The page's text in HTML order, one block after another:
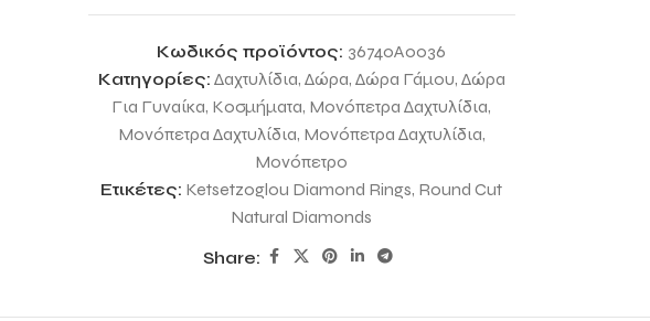
Κωδικός προϊόντος: 36740A0036
Κατηγορίες: Δαχτυλίδια, Δώρα, Δώρα Γάμου, Δώρα
Για Γυναίκα, Κοσμήματα, Μονόπετρα Δαχτυλίδια,
Μονόπετρα Δαχτυλίδια, Μονόπετρα Δαχτυλίδια,
Μονόπετρο
Ετικέτες: Ketsetzoglou Diamond Rings, Round Cut
Natural Diamonds
Share: